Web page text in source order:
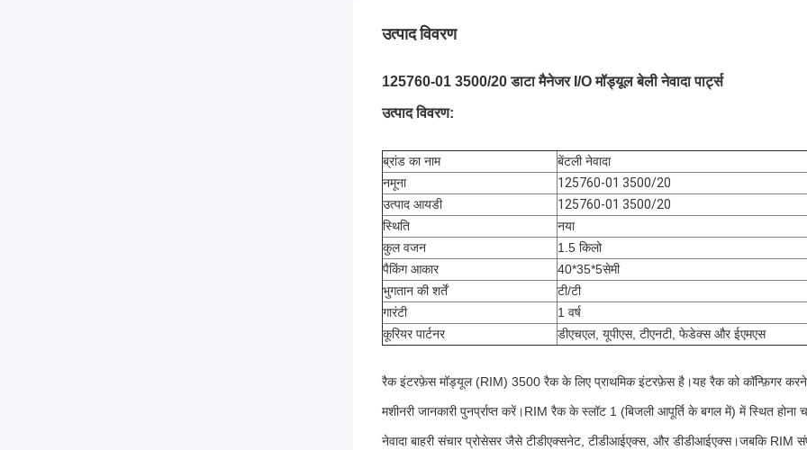
उत्पाद विवरण
125760-01 3500/20 डाटा मैनेजर I/O मॉड्यूल बेली नेवादा पार्ट्स
उत्पाद विवरण:
ब्रांड का नाम
बेंटली नेवादा
नमूना
125760-01 3500/20
उत्पाद आयडी
125760-01 3500/20
स्थिति
नया
कुल वजन
1.5 किलो
पैकिंग आकार
40*35*5सेमी
भुगतान की शर्तें
टी/टी
गारंटी
1 वर्ष
कूरियर पार्टनर
डीएचएल, यूपीएस, टीएनटी, फेडेक्स और ईएमएस
रैक इंटरफ़ेस मॉड्यूल (RIM) 3500 रैक के लिए प्राथमिक इंटरफ़ेस है।यह रैक को कॉन्फ़िगर करने
मशीनरी जानकारी पुनर्प्राप्त करें।RIM रैक के स्लॉट 1 (बिजली आपूर्ति के बगल में) में स्थित
नेवादा बाहरी संचार प्रोसेसर जैसे टीडीएक्सनेट, टीडीआईएक्स, और डीडीआईएक्स।जबकि RIM